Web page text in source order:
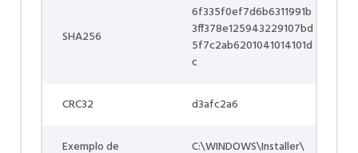
SHA256
6f335f0ef7d6b6311991b
3ff378e125943229107bd
5f7c2ab6201041014101d
c
CRC32 d3afc2a6
Exemplo de
C:\WINDOWS\Installer\